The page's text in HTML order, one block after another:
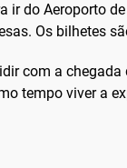
do Aeroporto
Os bilhetes
com a
tempo viver a